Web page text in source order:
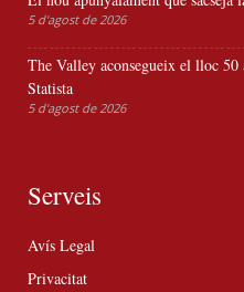
5 d'agost de 2026
The Valley aconsegueix el lloc
Statista
5 d'agost de 2026
Serveis
Avís Legal
Privacitat